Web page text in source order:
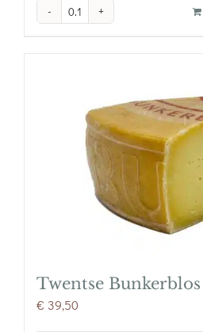
Boerderijkaas
Twentse Bunkerblos
€ 39,50